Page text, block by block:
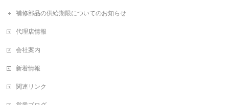
補修部品の供給期限についてのお知らせ
代理店情報
会社案内
新着情報
関連リンク